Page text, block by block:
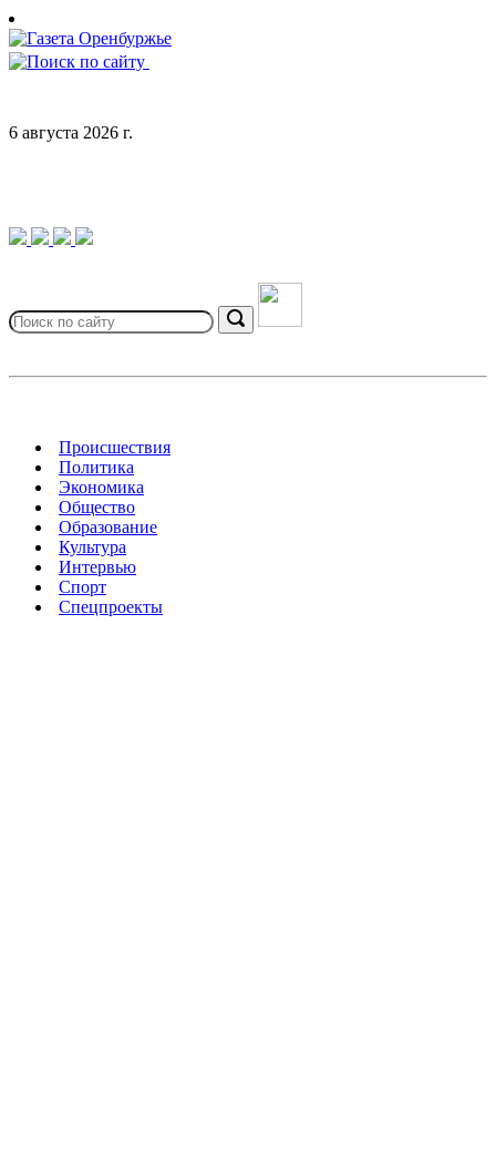
Skip
to
content
6 августа 2026 г.
for:
Search
Происшествия
Политика
Экономика
Общество
Образование
Культура
Интервью
Спорт
Спецпроекты